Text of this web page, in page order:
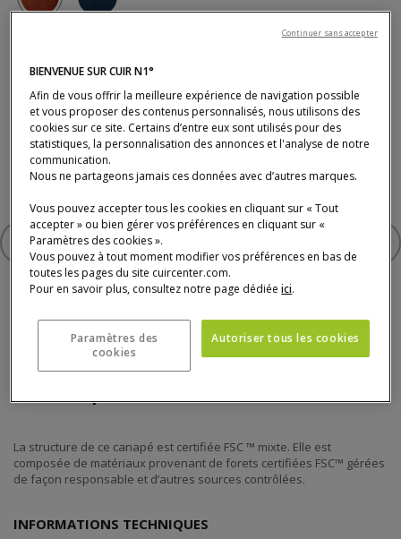
4 217 €
* Prix TTC conseillé, hors livraison (tarifs en magasin).
Photo : studio des plantes - photo non contractuelle.
AJOUTER À VOTRE SÉLECTION
CANAPÉ 3 PLACES
La structure de ce canapé est certifiée FSC ™ mixte. Elle est
composée de matériaux provenant de forets certifiées FSC™ gérées
de façon responsable et d’autres sources contrôlées.
INFORMATIONS TECHNIQUES
BIENVENUE SUR CUIR N1°
Afin de vous offrir la meilleure expérience de navigation possible
et vous proposer des contenus personnalisés, nous utilisons des
cookies sur ce site. Certains d’entre eux sont utilisés pour des
statistiques, la personnalisation des annonces et l'analyse de notre
communication.
Nous ne partageons jamais ces données avec d’autres marques.
Vous pouvez accepter tous les cookies en cliquant sur « Tout
accepter » ou bien gérer vos préférences en cliquant sur «
Paramètres des cookies ».
Vous pouvez à tout moment modifier vos préférences en bas de
toutes les pages du site cuircenter.com.
Pour en savoir plus, consultez notre page dédiéeici.
Paramètres des
cookies
Autoriser tous les cookies
Continuer sans accepter